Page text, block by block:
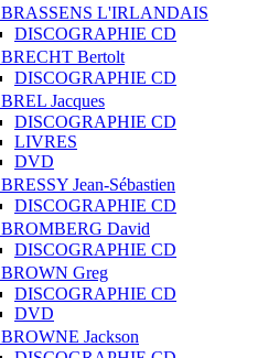
BRASSENS L'IRLANDAIS
DISCOGRAPHIE CD
BRECHT Bertolt
DISCOGRAPHIE CD
BREL Jacques
DISCOGRAPHIE CD
LIVRES
DVD
BRESSY Jean-Sébastien
DISCOGRAPHIE CD
BROMBERG David
DISCOGRAPHIE CD
BROWN Greg
DISCOGRAPHIE CD
DVD
BROWNE Jackson